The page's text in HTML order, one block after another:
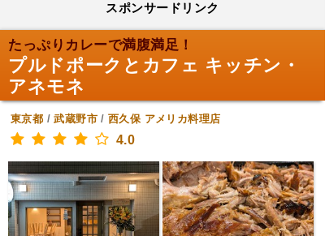
スポンサードリンク
たっぷりカレーで満腹満足！
プルドポークとカフェ キッチン・
アネモネ
東京都 /武蔵野市/西久保 アメリカ料理店
4.0